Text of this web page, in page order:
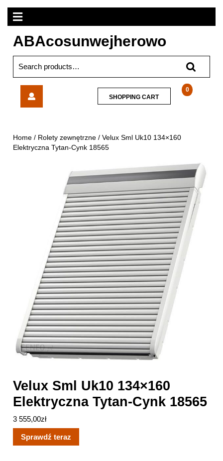
Skip
content
Open
Menu
ABAcosunwejherowo
for:
Elektryczna
Tytan-
0
SHOPPING CARTSHOPPING
CART
Home / Rolety zewnętrzne / Velux Sml Uk10 134×160
Elektryczna Tytan-Cynk 18565
Velux Sml Uk10 134×160
Elektryczna Tytan-Cynk 18565
3 555,00zł
Sprawdź teraz